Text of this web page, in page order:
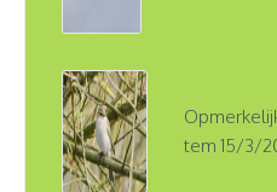
tem 15/3/